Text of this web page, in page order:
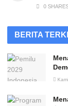
0
BERITA